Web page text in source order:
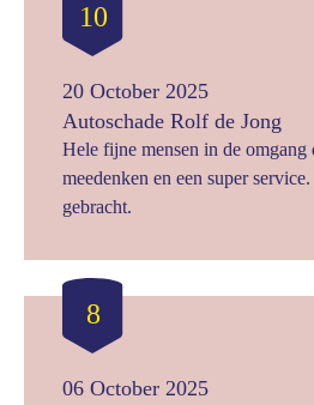
10
20 October 2025
Autoschade Rolf de Jong
Hele fijne mensen in de omgang
meedenken en een super
gebracht.
8
06 October 2025